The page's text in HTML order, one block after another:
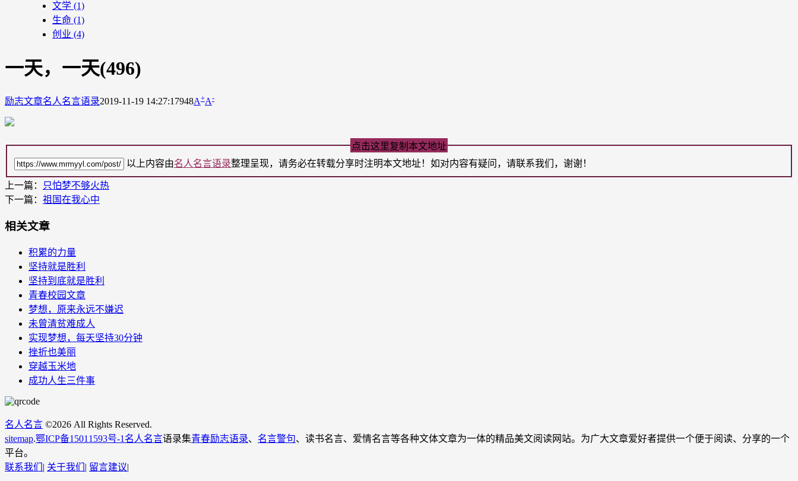
文学 (1)
生命 (1)
创业 (4)
一天，一天(496)
励志文章名人名言语录2019-11-19 14:27:17948A+A-
点击这里复制本文地址
以上内容由名人名言语录整理呈现，请务必在转载分享时注明本文地址！如对内容有疑问，请联系我们，谢谢！
上一篇：
只怕梦不够火热
下一篇： 祖国在我心中
相关文章
积累的力量
坚持就是胜利
坚持到底就是胜利
青春校园文章
梦想，原来永远不嫌迟
未曾清贫难成人
实现梦想，每天坚持30分钟
挫折也美丽
穿越玉米地
成功人生三件事
名人名言 ©2026 All Rights Reserved.
sitemap.鄂ICP备15011593号-1 名人名言语录集青春励志语录、 名言警句、读书名言、爱情名言等各种文体文章为一体的精品美文阅读网站。为广大文章爱好者提供一个便于阅读、分享的一个
平台。
联系我们 | 关于我们 | 留言建议|